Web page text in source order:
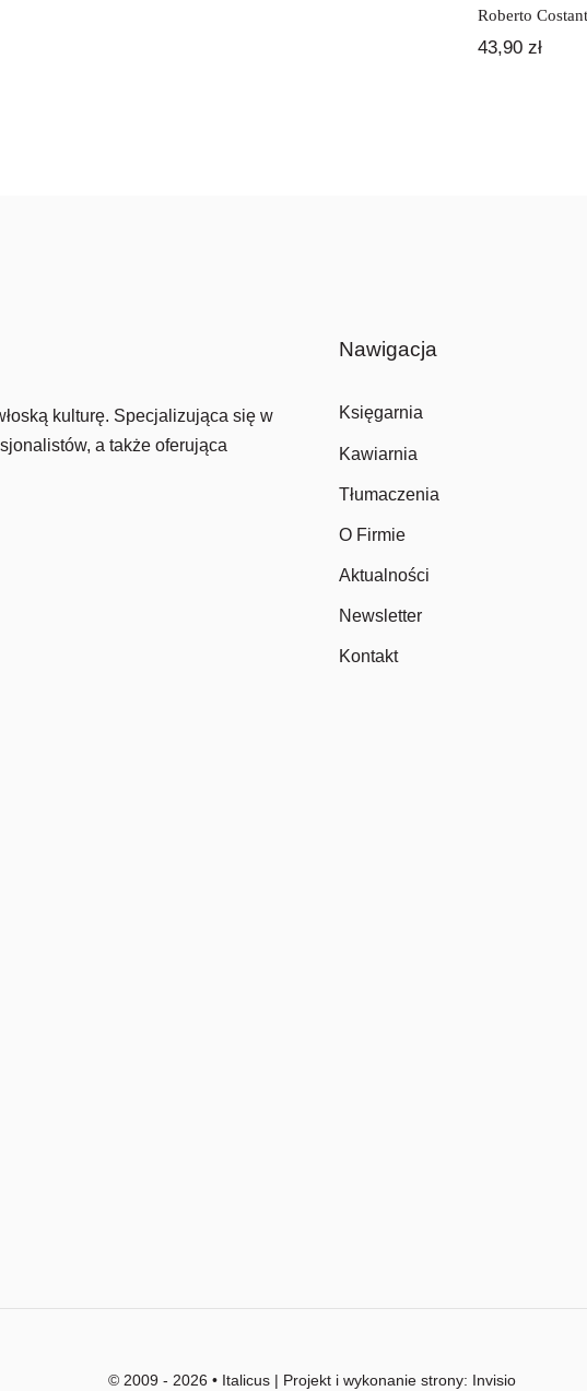
Roberto
43,90zł
kulturę. Specjalizująca się w
a także oferująca
Nawigacja
Księgarnia
Kawiarnia
Tłumaczenia
O Firmie
Aktualności
Newsletter
Kontakt
© 2009 - 2026 • Italicus | Projekt i wykonanie strony: Invisio